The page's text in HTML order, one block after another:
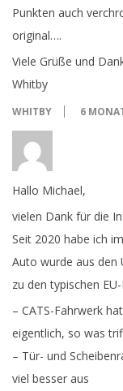
Punkten auch
original….
Viele Grüße und
Whitby
WHITBY 6
Hallo Michael,
vielen Dank für die
Seit 2020 habe ich
Auto wurde aus den
zu den typischen
– CATS-Fahrwerk
eigentlich, so was
– Tür- und
viel besser aus